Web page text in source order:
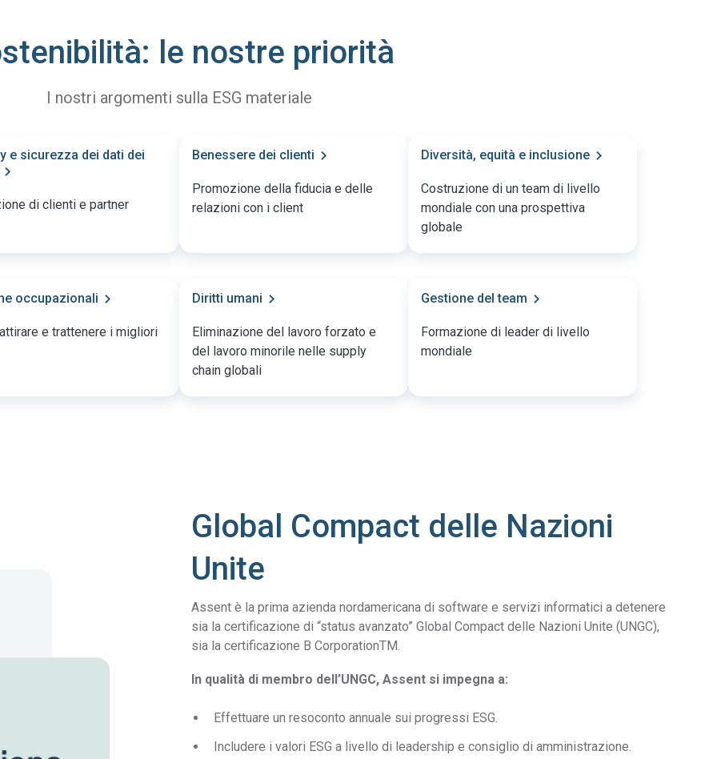
le nostre priorità
I nostri argomenti sulla ESG materiale
e sicurezza dei dati dei
di clienti e partner
Benessere dei clienti
Promozione della fiducia e delle
relazioni con i client
Diversità, equità e inclusione
Costruzione di un team di livello
mondiale con una prospettiva
globale
occupazionali
e trattenere i migliori
Diritti umani
Eliminazione del lavoro forzato e
del lavoro minorile nelle supply
chain globali
Gestione del team
Formazione di leader di livello
mondiale
Global Compact delle Nazioni
Unite
Assent è la prima azienda nordamericana di software e servizi informatici a detenere
sia la certificazione di “status avanzato” Global Compact delle Nazioni Unite (UNGC),
sia la certificazione B CorporationTM.
In qualità di membro dell’UNGC, Assent si impegna a:
Effettuare un resoconto annuale sui progressi ESG.
Includere i valori ESG a livello di leadership e consiglio di amministrazione.